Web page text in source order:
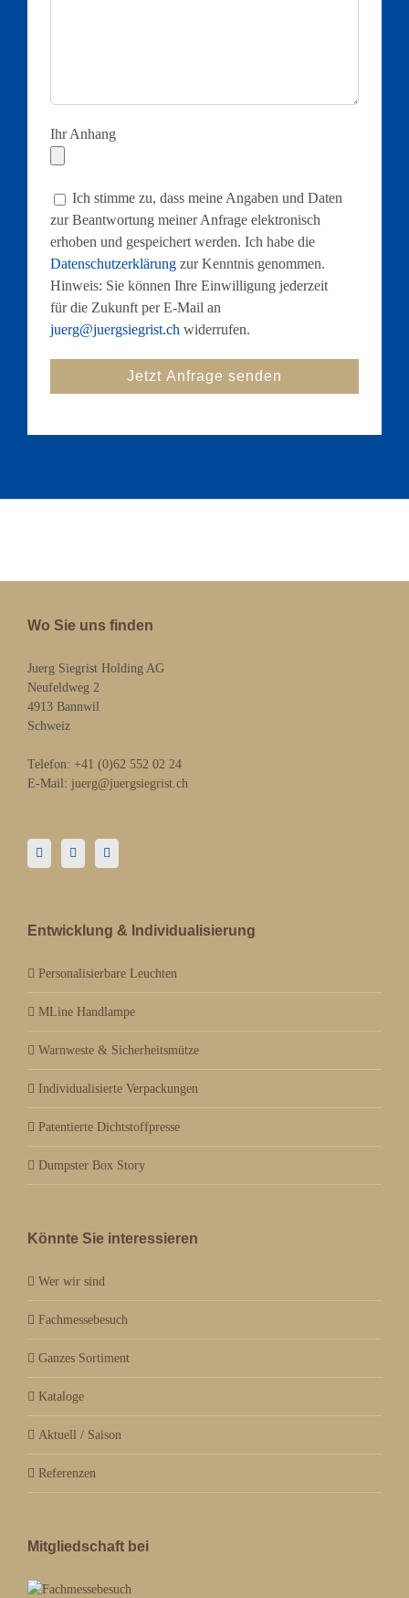
Ihr Anhang
Ich stimme zu, dass meine Angaben und Daten
zur Beantwortung meiner Anfrage elektronisch
erhoben und gespeichert werden. Ich habe die
Datenschutzerklärungzur Kenntnis genommen.
Hinweis: Sie können Ihre Einwilligung jederzeit
für die Zukunft per E-Mail an
juerg@juergsiegrist.ch widerrufen.
Wo Sie uns finden
Juerg Siegrist Holding AG
Neufeldweg 2
4913 Bannwil
Schweiz
Telefon: +41 (0)62 552 02 24
E-Mail: juerg@juergsiegrist.ch
Entwicklung & Individualisierung
Personalisierbare Leuchten
MLine Handlampe
Warnweste & Sicherheitsmütze
Individualisierte Verpackungen
Patentierte Dichtstoffpresse
Dumpster Box Story
Könnte Sie interessieren
Wer wir sind
Fachmessebesuch
Ganzes Sortiment
Kataloge
Aktuell / Saison
Referenzen
Mitgliedschaft bei